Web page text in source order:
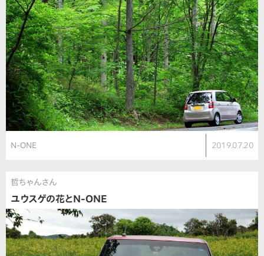
N-ONE 2019.07.20
哲ちゃんさん
ユウスゲの花とN-ONE